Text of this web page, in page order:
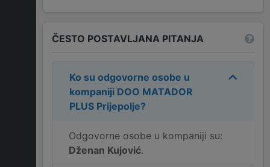
ČESTO POSTAVLJANA PITANJA
Ko su odgovorne osobe u
kompaniji DOO MATADOR
PLUS Prijepolje?
Odgovorne osobe u kompaniji su:
Dženan Kujović.